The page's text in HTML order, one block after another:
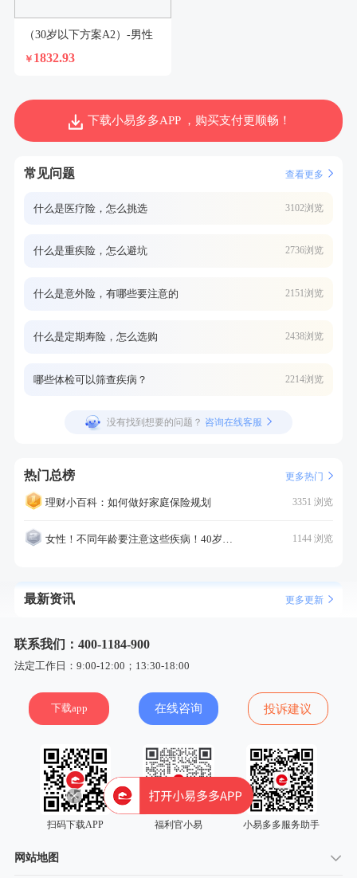
（30岁以下方案A2）-男性
￥ 1832.93
下载小易多多APP ，购买支付更顺畅！
常见问题 查看更多
什么是医疗险，怎么挑选 3102浏览
什么是重疾险，怎么避坑 2736浏览
什么是意外险，有哪些要注意的 2151浏览
什么是定期寿险，怎么选购 2438浏览
哪些体检可以筛查疾病？ 2214浏览
没有找到想要的问题？ 咨询在线客服
热门总榜 更多热门
理财小百科：如何做好家庭保险规划 3351 浏览
女性！不同年龄要注意这些疾病！40岁的这个疾病最需要注意！ 1144 浏览
最新资讯 更多更新
联系我们：400-1184-900
法定工作日：9:00-12:00；13:30-18:00
下载app 在线咨询 投诉建议
扫码下载APP 福利官小易 小易多多服务助手
网站地图